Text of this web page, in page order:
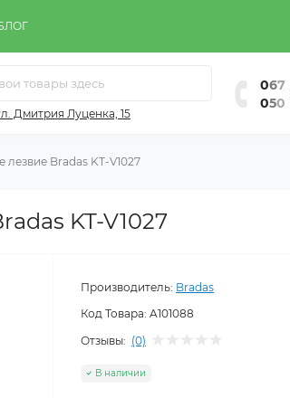
Дмитрия Луценка, 15
067
050
Bradas KT-V1027
KT-V1027
Производитель: Bradas
Код Товара: A101088
Отзывы: (0)
В наличии